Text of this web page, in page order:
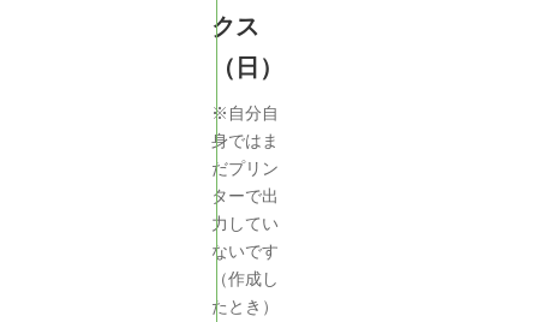
クス
（日）
※自分自
身ではま
だプリン
ターで出
力してい
ないです
（作成し
たとき）